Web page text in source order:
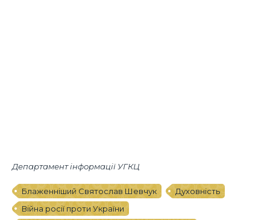
Департамент інформації УГКЦ
Блаженніший Святослав Шевчук
Духовність
Війна росії проти України